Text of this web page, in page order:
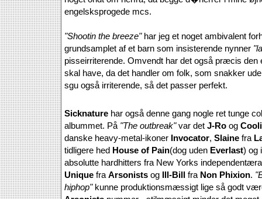
engelsksprogede mcs.
"Shootin the breeze" har jeg et noget ambivalent
grundsamplet af et barn som insisterende nynner
pisseirriterende. Omvendt har det også præcis den
skal have, da det handler om folk, som snakker
sgu også irriterende, så det passer perfekt.
Sicknature har også denne gang nogle ret tunge
albummet. På "The outbreak"var det J-Ro og
danske heavy-metal-ikoner Invocator, Slaine fra
tidligere hed House of Pain(dog uden Everlast) og
absolutte hardhitters fra New Yorks
Unique fra Arsonists og Ill-Bill fra Non Phixion.
hiphop"kunne produktionsmæssigt lige så godt